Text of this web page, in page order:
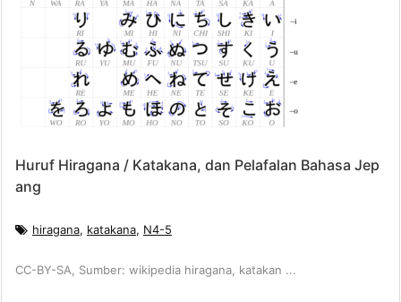
Huruf Hiragana / Katakana, dan Pelafalan Bahasa Jep
ang
hiragana, katakana, N4-5
CC-BY-SA, Sumber: wikipedia hiragana, katakan ...